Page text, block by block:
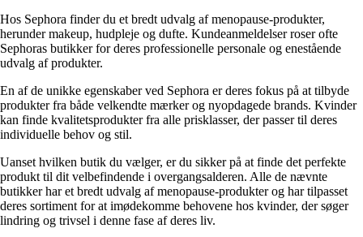
Hos Sephora finder du et bredt udvalg af menopause-produkter,
herunder makeup, hudpleje og dufte. Kundeanmeldelser roser ofte
Sephoras butikker for deres professionelle personale og enestående
udvalg af produkter.
En af de unikke egenskaber ved Sephora er deres fokus på at tilbyde
produkter fra både velkendte mærker og nyopdagede brands. Kvinder
kan finde kvalitetsprodukter fra alle prisklasser, der passer til deres
individuelle behov og stil.
Uanset hvilken butik du vælger, er du sikker på at finde det perfekte
produkt til dit velbefindende i overgangsalderen. Alle de nævnte
butikker har et bredt udvalg af menopause-produkter og har tilpasset
deres sortiment for at imødekomme behovene hos kvinder, der søger
lindring og trivsel i denne fase af deres liv.